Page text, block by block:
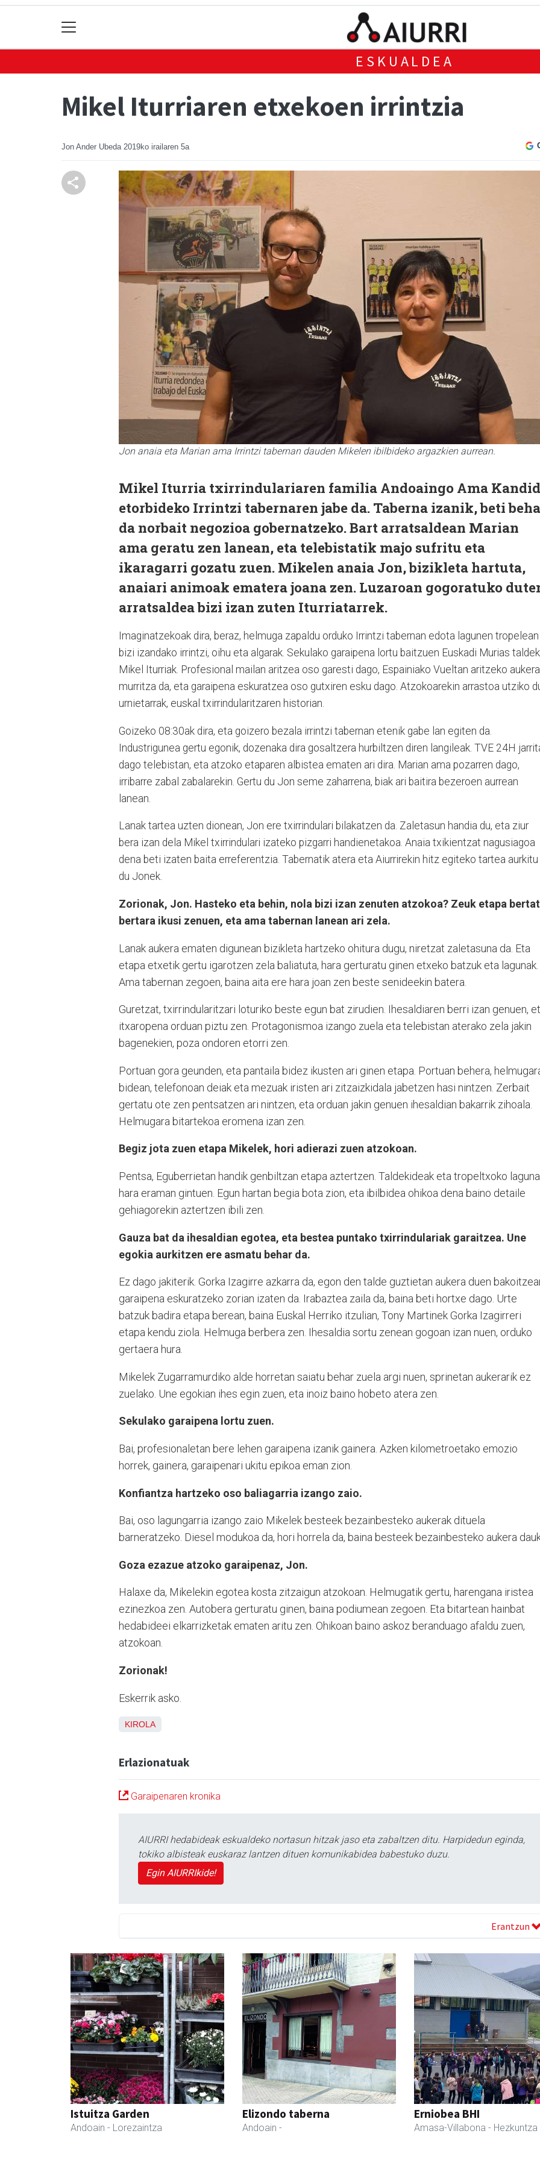
ESKUALDEA
Mikel Iturriaren etxekoen irrintzia
Jon Ander Ubeda 2019ko irailaren 5a
Jon anaia eta Marian ama Irrintzi tabernan dauden Mikelen ibilbideko argazkien aurrean.
Mikel Iturria txirrindulariaren familia Andoaingo Ama
etorbideko Irrintzi tabernaren jabe da. Taberna izanik, beti
da norbait negozioa gobernatzeko. Bart arratsaldean Marian
ama geratu zen lanean, eta telebistatik majo sufritu eta
ikaragarri gozatu zuen. Mikelen anaia Jon, bizikleta hartuta,
anaiari animoak ematera joana zen. Luzaroan gogoratuko
arratsaldea bizi izan zuten Iturriatarrek.
Imaginatzekoak dira, beraz, helmuga zapaldu orduko Irrintzi tabernan edota lagunen tropelean
bizi izandako irrintzi, oihu eta algarak. Sekulako garaipena lortu baitzuen Euskadi Murias
Mikel Iturriak. Profesional mailan aritzea oso garesti dago, Espainiako Vueltan aritzeko aukera
murritza da, eta garaipena eskuratzea oso gutxiren esku dago. Atzokoarekin arrastoa utziko
urnietarrak, euskal txirrindularitzaren historian.
Goizeko 08:30ak dira, eta goizero bezala irrintzi tabernan etenik gabe lan egiten da.
Industrigunea gertu egonik, dozenaka dira gosaltzera hurbiltzen diren langileak. TVE 24H
dago telebistan, eta atzoko etaparen albistea ematen ari dira. Marian ama pozarren dago,
irribarre zabal zabalarekin. Gertu du Jon seme zaharrena, biak ari baitira bezeroen aurrean
lanean.
Lanak tartea uzten dionean, Jon ere txirrindulari bilakatzen da. Zaletasun handia du, eta ziur
bera izan dela Mikel txirrindulari izateko pizgarri handienetakoa. Anaia txikientzat nagusiagoa
dena beti izaten baita erreferentzia. Tabernatik atera eta Aiurrirekin hitz egiteko tartea aurkitu
du Jonek.
Zorionak, Jon. Hasteko eta behin, nola bizi izan zenuten atzokoa? Zeuk etapa
bertara ikusi zenuen, eta ama tabernan lanean ari zela.
Lanak aukera ematen digunean bizikleta hartzeko ohitura dugu, niretzat zaletasuna da. Eta
etapa etxetik gertu igarotzen zela baliatuta, hara gerturatu ginen etxeko batzuk eta lagunak.
Ama tabernan zegoen, baina aita ere hara joan zen beste senideekin batera.
Guretzat, txirrindularitzari loturiko beste egun bat zirudien. Ihesaldiaren berri izan genuen,
itxaropena orduan piztu zen. Protagonismoa izango zuela eta telebistan aterako zela jakin
bagenekien, poza ondoren etorri zen.
Portuan gora geunden, eta pantaila bidez ikusten ari ginen etapa. Portuan behera,
bidean, telefonoan deiak eta mezuak iristen ari zitzaizkidala jabetzen hasi nintzen. Zerbait
gertatu ote zen pentsatzen ari nintzen, eta orduan jakin genuen ihesaldian bakarrik zihoala.
Helmugara bitartekoa eromena izan zen.
Begiz jota zuen etapa Mikelek, hori adierazi zuen atzokoan.
Pentsa, Eguberrietan handik genbiltzan etapa aztertzen. Taldekideak eta tropeltxoko
hara eraman gintuen. Egun hartan begia bota zion, eta ibilbidea ohikoa dena baino detaile
gehiagorekin aztertzen ibili zen.
Gauza bat da ihesaldian egotea, eta bestea puntako txirrindulariak garaitzea. Une
egokia aurkitzen ere asmatu behar da.
Ez dago jakiterik. Gorka Izagirre azkarra da, egon den talde guztietan aukera duen
garaipena eskuratzeko zorian izaten da. Irabaztea zaila da, baina beti hortxe dago. Urte
batzuk badira etapa berean, baina Euskal Herriko itzulian, Tony Martinek Gorka Izagirreri
etapa kendu ziola. Helmuga berbera zen. Ihesaldia sortu zenean gogoan izan nuen, orduko
gertaera hura.
Mikelek Zugarramurdiko alde horretan saiatu behar zuela argi nuen, sprinetan aukerarik ez
zuelako. Une egokian ihes egin zuen, eta inoiz baino hobeto atera zen.
Sekulako garaipena lortu zuen.
Bai, profesionaletan bere lehen garaipena izanik gainera. Azken kilometroetako emozio
horrek, gainera, garaipenari ukitu epikoa eman zion.
Konfiantza hartzeko oso baliagarria izango zaio.
Bai, oso lagungarria izango zaio Mikelek besteek bezainbesteko aukerak dituela
barneratzeko. Diesel modukoa da, hori horrela da, baina besteek bezainbesteko aukera
Goza ezazue atzoko garaipenaz, Jon.
Halaxe da, Mikelekin egotea kosta zitzaigun atzokoan. Helmugatik gertu, harengana iristea
ezinezkoa zen. Autobera gerturatu ginen, baina podiumean zegoen. Eta bitartean hainbat
hedabideei elkarrizketak ematen aritu zen. Ohikoan baino askoz beranduago afaldu zuen,
atzokoan.
Zorionak!
Eskerrik asko.
KIROLA
Erlazionatuak
Garaipenaren kronika
AIURRI hedabideak eskualdeko nortasun hitzak jaso eta zabaltzen ditu. Harpidedun eginda,
tokiko albisteak euskaraz lantzen dituen komunikabidea babestuko duzu.
Egin AIURRIkide!
Erantzun
Istuitza Garden
Andoain - Lorezaintza
Elizondo taberna
Andoain -
Erniobea BHI
Amasa-Villabona - Hezkuntza